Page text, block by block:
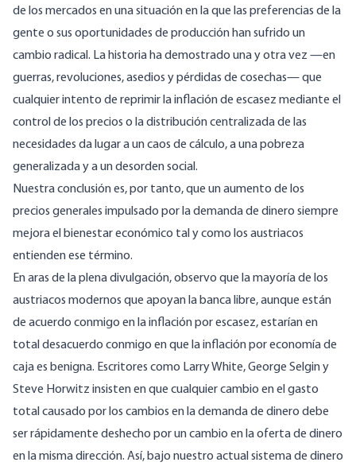
de los mercados en una situación en la que las preferencias de la
gente o sus oportunidades de producción han sufrido un
cambio radical. La historia ha demostrado una y otra vez —en
guerras, revoluciones, asedios y pérdidas de cosechas— que
cualquier intento de reprimir la inflación de escasez mediante el
control de los precios o la distribución centralizada de las
necesidades da lugar a un caos de cálculo, a una pobreza
generalizada y a un desorden social.
Nuestra conclusión es, por tanto, que un aumento de los
precios generales impulsado por la demanda de dinero siempre
mejora el bienestar económico tal y como los austriacos
entienden ese término.
En aras de la plena divulgación, observo que la mayoría de los
austriacos modernos que apoyan la banca libre, aunque están
de acuerdo conmigo en la inflación por escasez, estarían en
total desacuerdo conmigo en que la inflación por economía de
caja es benigna. Escritores como Larry White, George Selgin y
Steve Horwitz insisten en que cualquier cambio en el gasto
total causado por los cambios en la demanda de dinero debe
ser rápidamente deshecho por un cambio en la oferta de dinero
en la misma dirección. Así, bajo nuestro actual sistema de dinero